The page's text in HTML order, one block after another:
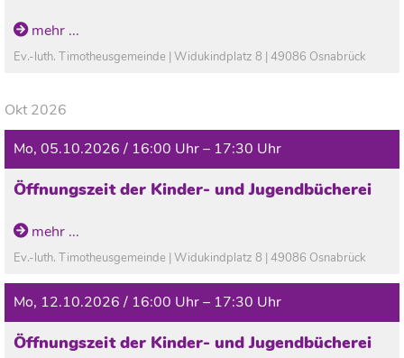
In den Ferien geschlossen!
mehr ...
Ev.-luth. Timotheusgemeinde | Widukindplatz 8 | 49086 Osnabrück
Okt 2026
Mo, 05.10.2026 / 16:00 Uhr – 17:30 Uhr
Öffnungszeit der Kinder- und Jugendbücherei
In den Ferien geschlossen!
mehr ...
Ev.-luth. Timotheusgemeinde | Widukindplatz 8 | 49086 Osnabrück
Mo, 12.10.2026 / 16:00 Uhr – 17:30 Uhr
Öffnungszeit der Kinder- und Jugendbücherei